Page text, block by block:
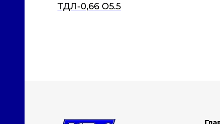
ТДЛ-0,66 О5.5